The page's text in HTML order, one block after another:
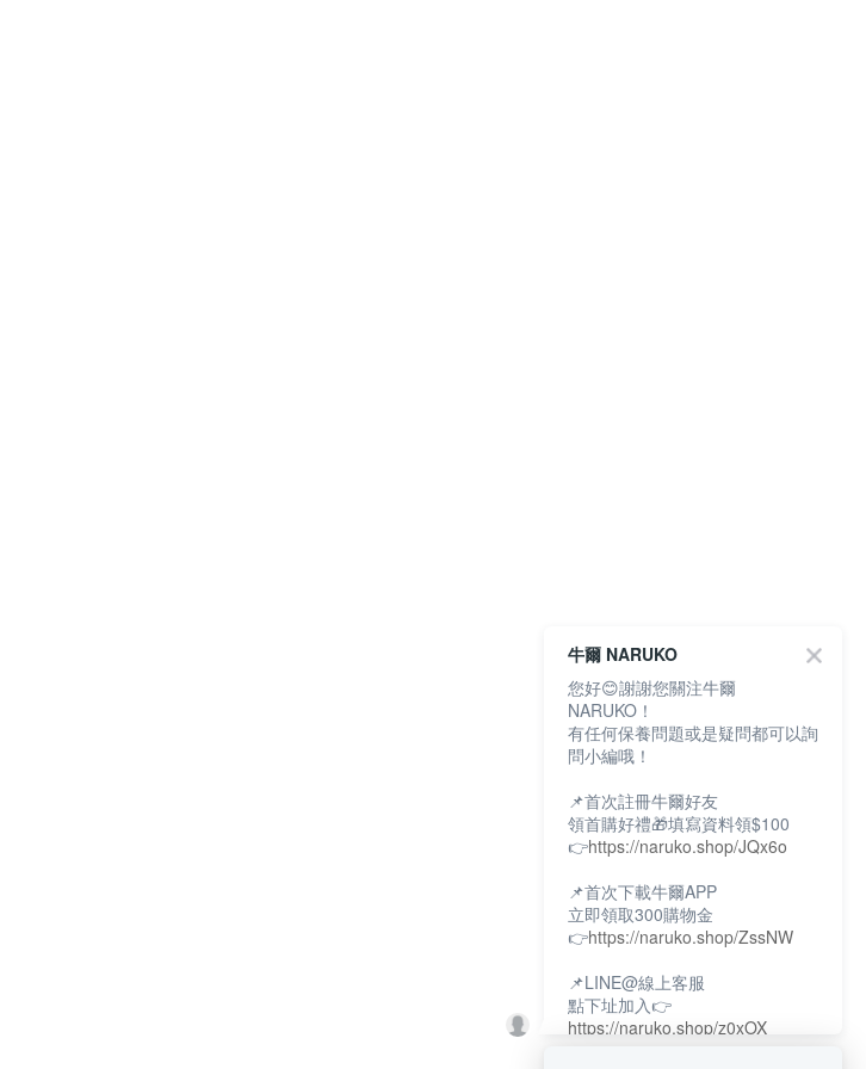
牛爾 NARUKO
您好😊謝謝您關注牛爾
NARUKO！
有任何保養問題或是疑問都可以詢
問小編哦！
📌首次註冊牛爾好友
領首購好禮🎁填寫資料領$100
👉https://naruko.shop/JQx6o
📌首次下載牛爾APP
立即領取300購物金
👉https://naruko.shop/ZssNW
📌LINE@線上客服
點下址加入👉
https://naruko.shop/z0xOX